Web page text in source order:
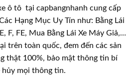
ô tô tại capbangnhanh cung cấp
Hạng Mục Uy Tín như: Bằng Lái
F, FE, Mua Bằng Lái Xe Máy Giả,…
trên toàn quốc, đem đến các sản
thật 100%, bảo mật thông tin bí
hủy mọi thông tin.